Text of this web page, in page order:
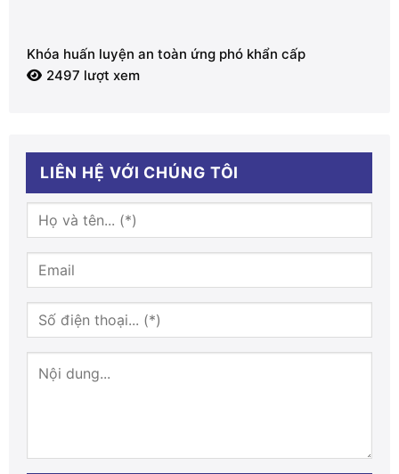
Khóa huấn luyện an toàn ứng phó khẩn cấp
2497 lượt xem
LIÊN HỆ VỚI CHÚNG TÔI